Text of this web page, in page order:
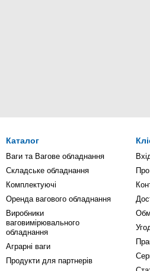
Каталог
Ваги та Вагове обладнання
Складське обладнання
Комплектуючі
Оренда вагового обладнання
Виробники
ваговимірювального
обладнання
Аграрні ваги
Продукти для партнерів